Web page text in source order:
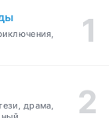
драма,